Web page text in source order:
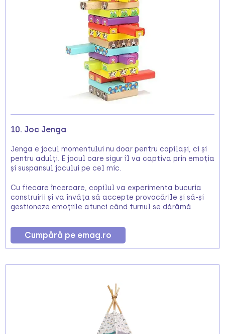
10. Joc Jenga
Jenga e jocul momentului nu doar pentru copilași, ci și
pentru adulți. E jocul care sigur îl va captiva prin emoția
și suspansul jocului pe cel mic.
Cu fiecare încercare, copilul va experimenta bucuria
construirii și va învăța să accepte provocările și să-și
gestioneze emoțiile atunci când turnul se dărâmă.
Cumpără pe emag.ro